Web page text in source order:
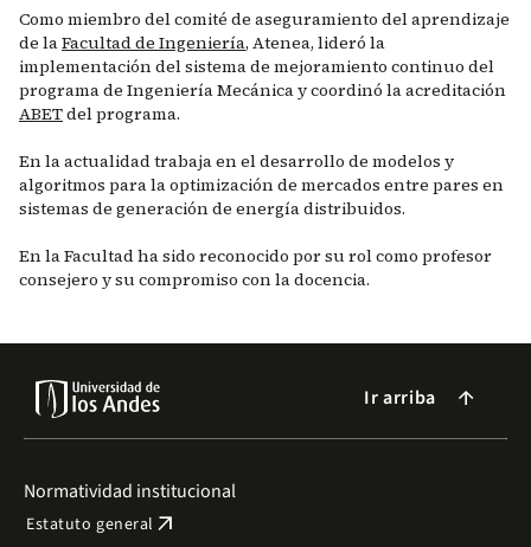
Como miembro del comité de aseguramiento del aprendizaje
de laFacultad de Ingeniería, Atenea, lideró la
implementación del sistema de mejoramiento continuo del
programa de Ingeniería Mecánica y coordinó la acreditación
ABETdel programa.
En la actualidad trabaja en el desarrollo de modelos y
algoritmos para la optimización de mercados entre pares en
sistemas de generación de energía distribuidos.
En la Facultad ha sido reconocido por su rol como profesor
consejero y su compromiso con la docencia.
Ir arriba arrow_forward
Normatividad institucional
Estatuto general arrow_outward